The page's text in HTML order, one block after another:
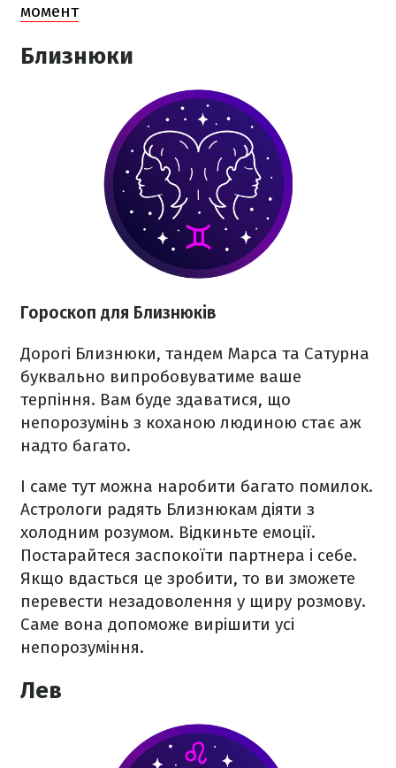
момент
Близнюки
Гороскоп для Близнюків
Дорогі Близнюки, тандем Марса та Сатурна
буквально випробовуватиме ваше
терпіння. Вам буде здаватися, що
непорозумінь з коханою людиною стає аж
надто багато.
І саме тут можна наробити багато помилок.
Астрологи радять Близнюкам діяти з
холодним розумом. Відкиньте емоції.
Постарайтеся заспокоїти партнера і себе.
Якщо вдасться це зробити, то ви зможете
перевести незадоволення у щиру розмову.
Саме вона допоможе вирішити усі
непорозуміння.
Лев